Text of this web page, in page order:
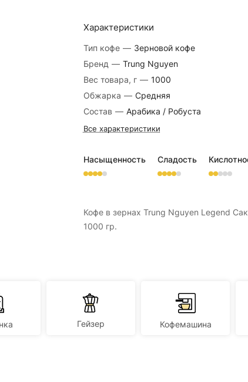
Характеристики
Тип кофе — Зерновой кофе
Бренд — Trung Nguyen
Вес товара, г — 1000
Обжарка — Средняя
Состав — Арабика / Робуста
Все характеристики
Насыщенность Сладость
Кофе в зернах Trung Nguyen Legend
1000 гр.
Гейзер Кофемашина